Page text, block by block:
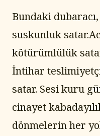
Bundaki
suskunluk
kötürümlülük
İntihar
satar. Sesi kuru
cinayet
dönmelerin her